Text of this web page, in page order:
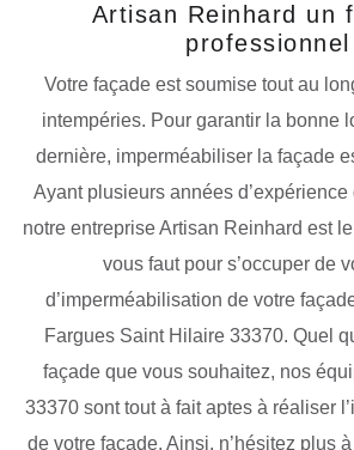
Artisan Reinhard un
professionnel
Votre façade est soumise tout au
intempéries. Pour garantir la bonne
dernière, imperméabiliser la façade
Ayant plusieurs années
notre entreprise Artisan Reinhard est le
vous faut pour s’occuper de
d’imperméabilisation de votre
Fargues Saint Hilaire 33370. Quel
façade que vous souhaitez, nos
33370 sont tout à fait aptes à réaliser
de votre façade. Ainsi, n’hésitez plus